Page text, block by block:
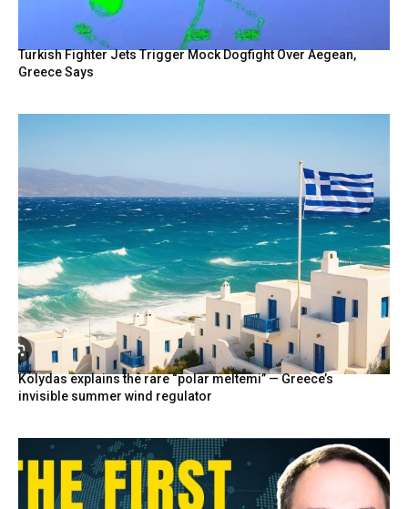
Turkish Fighter Jets Trigger Mock Dogfight Over Aegean,
Greece Says
Kolydas explains the rare “polar meltemi” — Greece’s
invisible summer wind regulator